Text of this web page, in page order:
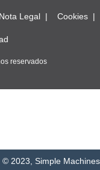
Nota Legal Cookies
reservados
© 2023 Simple Machines